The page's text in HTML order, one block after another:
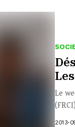
Le
2013-